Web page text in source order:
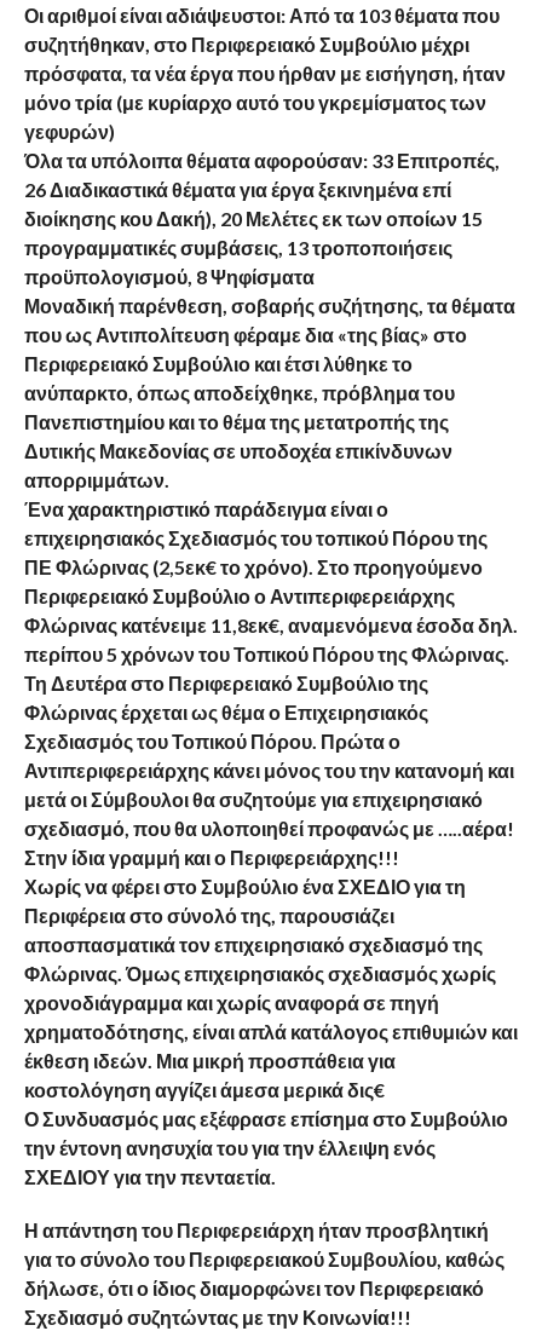
Οι αριθμοί είναι αδιάψευστοι: Από τα 103 θέματα που
συζητήθηκαν, στο Περιφερειακό Συμβούλιο μέχρι
πρόσφατα, τα νέα έργα που ήρθαν με εισήγηση, ήταν
μόνο τρία (με κυρίαρχο αυτό του γκρεμίσματος των
γεφυρών)
Όλα τα υπόλοιπα θέματα αφορούσαν: 33 Επιτροπές,
26 Διαδικαστικά θέματα για έργα ξεκινημένα επί
διοίκησης κου Δακή), 20 Μελέτες εκ των οποίων 15
προγραμματικές συμβάσεις, 13 τροποποιήσεις
προϋπολογισμού, 8 Ψηφίσματα
Μοναδική παρένθεση, σοβαρής συζήτησης, τα θέματα
που ως Αντιπολίτευση φέραμε δια «της βίας» στο
Περιφερειακό Συμβούλιο και έτσι λύθηκε το
ανύπαρκτο, όπως αποδείχθηκε, πρόβλημα του
Πανεπιστημίου και το θέμα της μετατροπής της
Δυτικής Μακεδονίας σε υποδοχέα επικίνδυνων
απορριμμάτων.
Ένα χαρακτηριστικό παράδειγμα είναι ο
επιχειρησιακός Σχεδιασμός του τοπικού Πόρου της
ΠΕ Φλώρινας (2,5εκ€ το χρόνο). Στο προηγούμενο
Περιφερειακό Συμβούλιο ο Αντιπεριφερειάρχης
Φλώρινας κατένειμε 11,8εκ€, αναμενόμενα έσοδα δηλ.
περίπου 5 χρόνων του Τοπικού Πόρου της Φλώρινας.
Τη Δευτέρα στο Περιφερειακό Συμβούλιο της
Φλώρινας έρχεται ως θέμα ο Επιχειρησιακός
Σχεδιασμός του Τοπικού Πόρου. Πρώτα ο
Αντιπεριφερειάρχης κάνει μόνος του την κατανομή και
μετά οι Σύμβουλοι θα συζητούμε για επιχειρησιακό
σχεδιασμό, που θα υλοποιηθεί προφανώς με …..αέρα!
Στην ίδια γραμμή και ο Περιφερειάρχης!!!
Χωρίς να φέρει στο Συμβούλιο ένα ΣΧΕΔΙΟ για τη
Περιφέρεια στο σύνολό της, παρουσιάζει
αποσπασματικά τον επιχειρησιακό σχεδιασμό της
Φλώρινας. Όμως επιχειρησιακός σχεδιασμός χωρίς
χρονοδιάγραμμα και χωρίς αναφορά σε πηγή
χρηματοδότησης, είναι απλά κατάλογος επιθυμιών και
έκθεση ιδεών. Μια μικρή προσπάθεια για
κοστολόγηση αγγίζει άμεσα μερικά δις€
Ο Συνδυασμός μας εξέφρασε επίσημα στο Συμβούλιο
την έντονη ανησυχία του για την έλλειψη ενός
ΣΧΕΔΙΟΥ για την πενταετία.
Η απάντηση του Περιφερειάρχη ήταν προσβλητική
για το σύνολο του Περιφερειακού Συμβουλίου, καθώς
δήλωσε, ότι ο ίδιος διαμορφώνει τον Περιφερειακό
Σχεδιασμό συζητώντας με την Κοινωνία!!!